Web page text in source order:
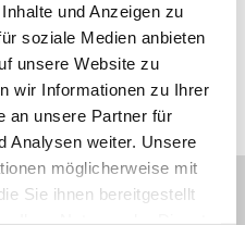
und Anzeigen zu
soziale Medien anbieten
unsere Website zu
wir Informationen zu Ihrer
an unsere Partner für
Analysen weiter. Unsere
möglicherweise mit
Sie ihnen bereitgestellt